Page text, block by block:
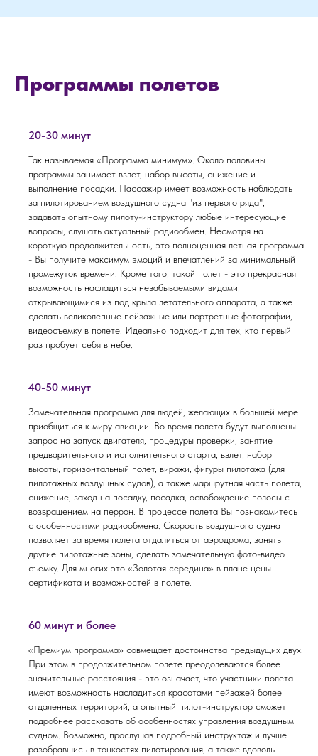
Программы полетов
20-30 минут
Так называемая «Программа минимум». Около половины
программы занимает взлет, набор высоты, снижение и
выполнение посадки. Пассажир имеет возможность наблюдать
за пилотированием воздушного судна "из первого ряда",
задавать опытному пилоту-инструктору любые интересующие
вопросы, слушать актуальный радиообмен. Несмотря на
короткую продолжительность, это полноценная летная программа
- Вы получите максимум эмоций и впечатлений за минимальный
промежуток времени. Кроме того, такой полет - это прекрасная
возможность насладиться незабываемыми видами,
открывающимися из под крыла летательного аппарата, а также
сделать великолепные пейзажные или портретные фотографии,
видеосъемку в полете. Идеально подходит для тех, кто первый
раз пробует себя в небе.
40-50 минут
Замечательная программа для людей, желающих в большей мере
приобщиться к миру авиации. Во время полета будут выполнены
запрос на запуск двигателя, процедуры проверки, занятие
предварительного и исполнительного старта, взлет, набор
высоты, горизонтальный полет, виражи, фигуры пилотажа (для
пилотажных воздушных судов), а также маршрутная часть полета,
снижение, заход на посадку, посадка, освобождение полосы с
возвращением на перрон. В процессе полета Вы познакомитесь
с особенностями радиообмена. Скорость воздушного судна
позволяет за время полета отдалиться от аэродрома, занять
другие пилотажные зоны, сделать замечательную фото-видео
съемку. Для многих это «Золотая середина» в плане цены
сертификата и возможностей в полете.
60 минут и более
«Премиум программа» совмещает достоинства предыдущих двух.
При этом в продолжительном полете преодолеваются более
значительные расстояния - это означает, что участники полета
имеют возможность насладиться красотами пейзажей более
отдаленных территорий, а опытный пилот-инструктор сможет
подробнее рассказать об особенностях управления воздушным
судном. Возможно, прослушав подробный инструктаж и лучше
разобравшись в тонкостях пилотирования, а также вдоволь